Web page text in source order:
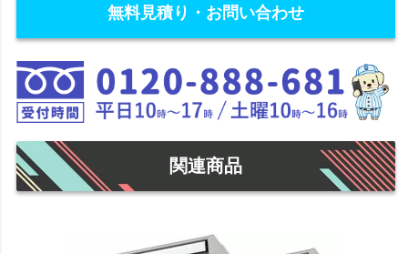
無料見積り・お問い合わせ
関連商品